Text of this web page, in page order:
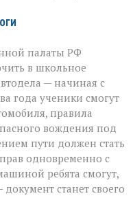
палаты РФ
в школьное
— начиная с
года ученики смогут
правила
вождения под
пути должен стать
одновременно с
ребята смогут,
станет своего